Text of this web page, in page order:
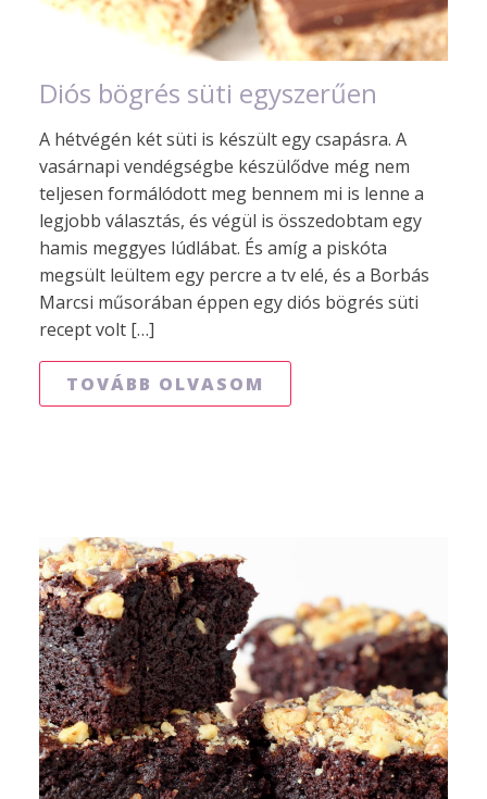
Diós bögrés süti egyszerűen
A hétvégén két süti is készült egy csapásra. A
vasárnapi vendégségbe készülődve még nem
teljesen formálódott meg bennem mi is lenne a
legjobb választás, és végül is összedobtam egy
hamis meggyes lúdlábat. És amíg a piskóta
megsült leültem egy percre a tv elé, és a Borbás
Marcsi műsorában éppen egy diós bögrés süti
recept volt […]
TOVÁBB OLVASOM